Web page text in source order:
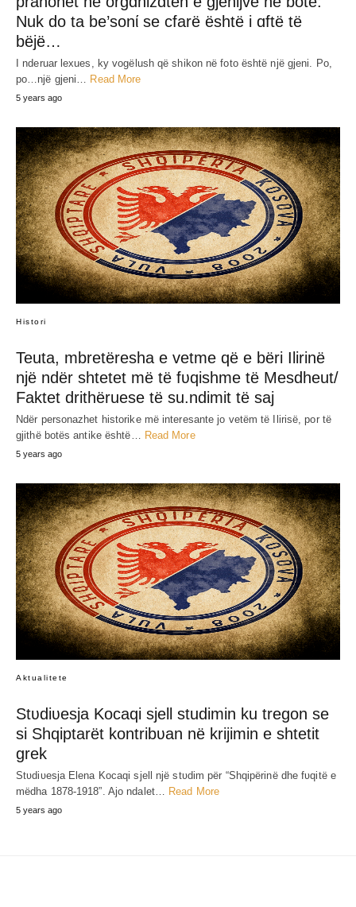
JEP MENDIMIN TËND
SHARE
Ja çka i kishte ndodhë dijetarit Tahsini në
Shqipëri